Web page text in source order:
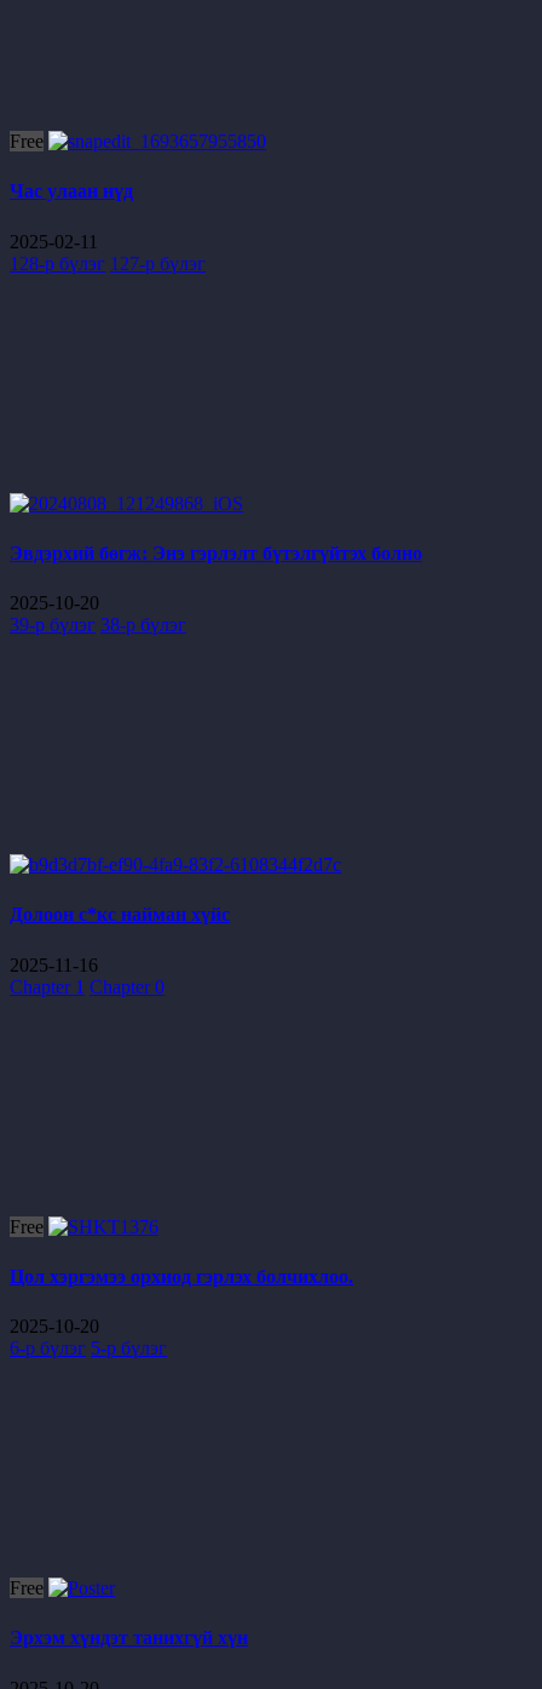
Free
Час улаан нүд
2025-02-11
128-р бүлэг 127-р бүлэг
Эвдэрхий бөгж: Энэ гэрлэлт бүтэлгүйтэх болно
2025-10-20
39-р бүлэг 38-р бүлэг
Долоон с*кс найман хүйс
2025-11-16
Chapter 1 Chapter 0
Free
Цол хэргэмээ орхиод гэрлэх болчихлоо.
2025-10-20
6-р бүлэг 5-р бүлэг
Free
Эрхэм хүндэт танихгүй хүн